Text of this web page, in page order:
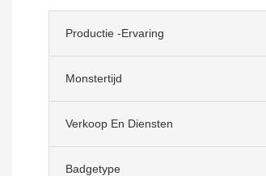
Productie -ervaring
Monstertijd
Verkoop En Diensten
Badgetype